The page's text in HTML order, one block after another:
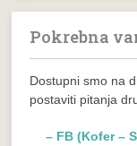
Pokrebna
Dostupni smo na
postaviti pitanja
– FB (Kofer –